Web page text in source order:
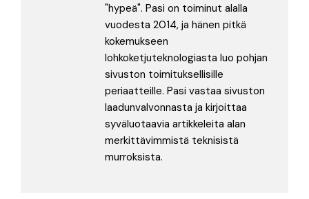
"hypeä". Pasi on toiminut alalla
vuodesta 2014, ja hänen pitkä
kokemukseen
lohkoketjuteknologiasta luo pohjan
sivuston toimituksellisille
periaatteille. Pasi vastaa sivuston
laadunvalvonnasta ja kirjoittaa
syväluotaavia artikkeleita alan
merkittävimmistä teknisistä
murroksista.